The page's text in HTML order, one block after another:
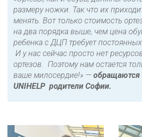
размеру ножки. Так что их
менять. Вот только стоимость
на два порядка выше, чем цена
ребенка с ДЦП требует
И у нас сейчас просто нет
ортезов. Поэтому нам остается
ваше милосердие!» — обращаются
UNIHELP родители Софии.